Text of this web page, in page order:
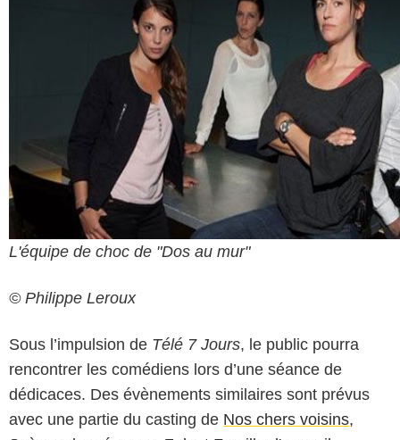
L'équipe de choc de "Dos au mur"
© Philippe Leroux
Sous l’impulsion de Télé 7 Jours, le public pourra
rencontrer les comédiens lors d’une séance de
dédicaces. Des évènements similaires sont prévus
avec une partie du casting de Nos chers voisins,